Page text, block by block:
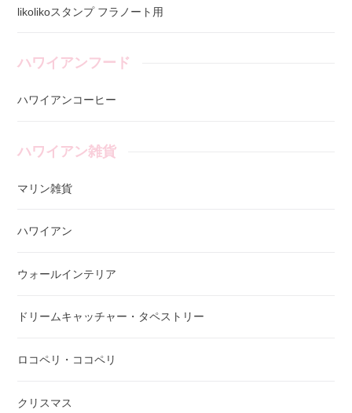
likolikoスタンプ フラノート用
ハワイアンフード
ハワイアンコーヒー
ハワイアン雑貨
マリン雑貨
ハワイアン
ウォールインテリア
ドリームキャッチャー・タペストリー
ロコペリ・ココペリ
クリスマス